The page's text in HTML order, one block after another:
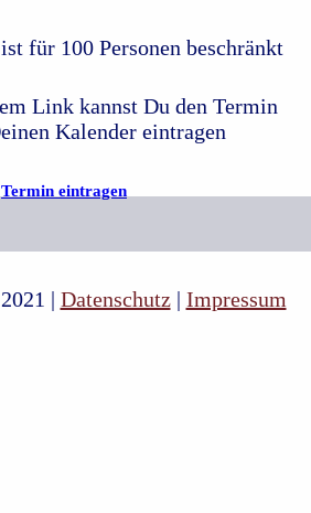
für 100 Personen beschränkt
Link kannst Du den Termin
Kalender eintragen
Termin eintragen
| Datenschutz| Impressum